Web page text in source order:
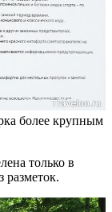
более крупным
только в
разметок.